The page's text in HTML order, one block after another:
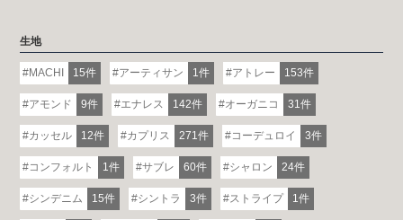
生地
MACHI 15件 アーティサン 1件 アトレー 153件
アモンド 9件 エナレス 142件 オーガニコ 31件
カッセル 12件 カプリス 271件 コーデュロイ 3件
コンフォルト 1件 サブレ 60件 シャロン 24件
シンデニム 15件 シントラ 3件 ストライプ 1件